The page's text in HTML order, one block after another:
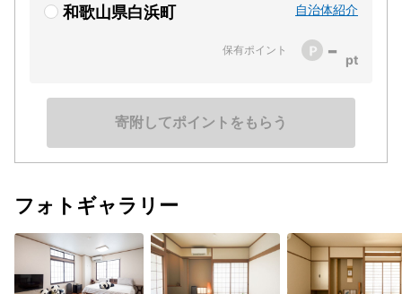
和歌山県白浜町 自治体紹介
保有ポイント -
寄附してポイントをもらう
フォトギャラリー